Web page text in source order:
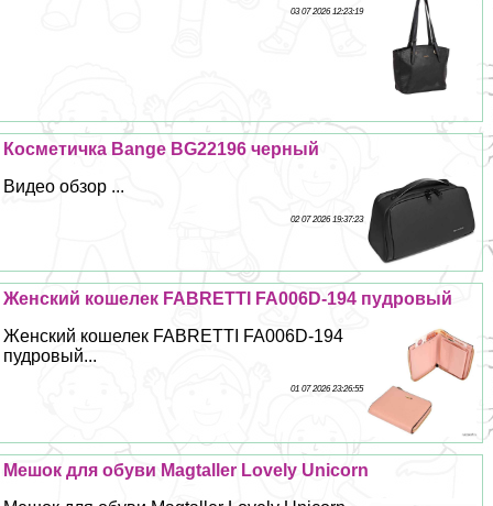
03 07 2026 12:23:19
Косметичка Bange BG22196 черный
Видео обзор ...
02 07 2026 19:37:23
Женский кошелек FABRETTI FA006D-194 пудровый
Женский кошелек FABRETTI FA006D-194
пудровый...
01 07 2026 23:26:55
Мешок для обуви Magtaller Lovely Unicorn